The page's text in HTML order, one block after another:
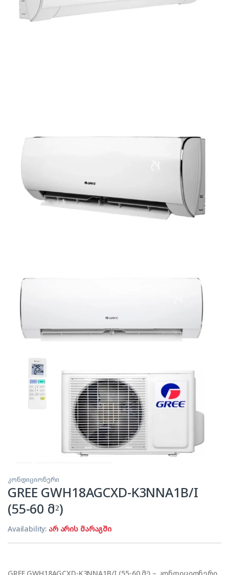
კონდიციონერი
GREE GWH18AGCXD-K3NNA1B/I
(55-60 მ²)
Availability: არ არის მარაგში